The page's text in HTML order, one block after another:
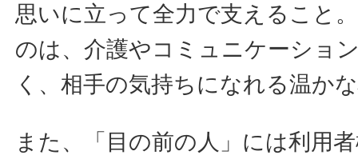
思いに立って全力で支えること
のは、介護やコミュニケーショ
く、相手の気持ちになれる温か
また、「目の前の人」には利用